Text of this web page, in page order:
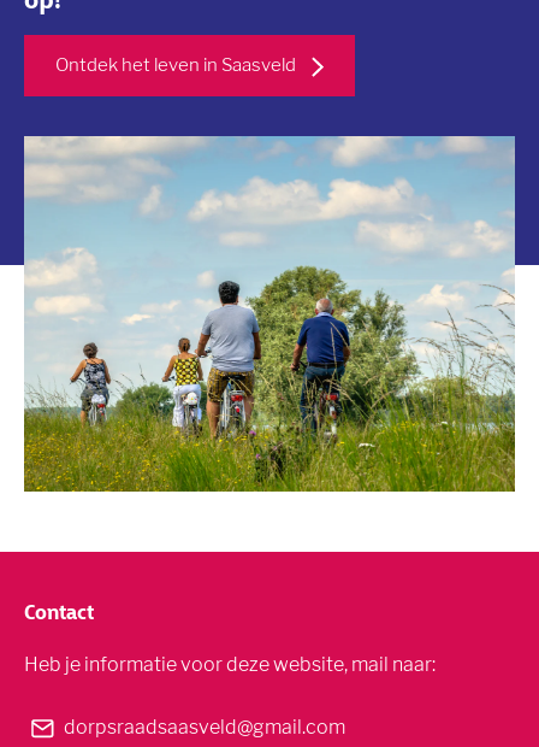
Ontdek het leven in Saasveld
Contact
Heb je informatie voor deze website, mail naar:
dorpsraadsaasveld@gmail.com